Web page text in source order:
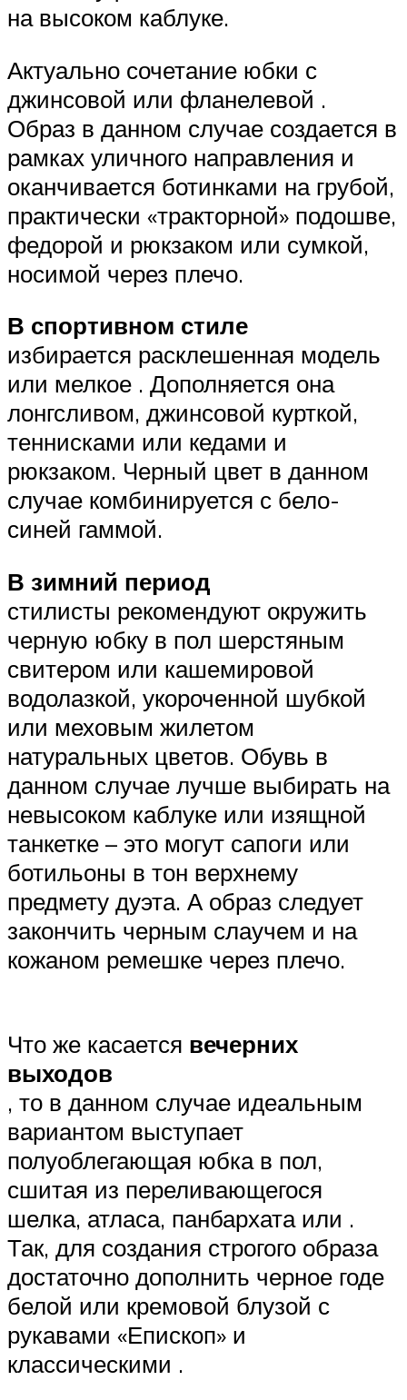
на высоком каблуке.
Актуально сочетание юбки с
джинсовой или фланелевой .
Образ в данном случае создается в
рамках уличного направления и
оканчивается ботинками на грубой,
практически «тракторной» подошве,
федорой и рюкзаком или сумкой,
носимой через плечо.
В спортивном стиле
избирается расклешенная модель
или мелкое . Дополняется она
лонгсливом, джинсовой курткой,
теннисками или кедами и
рюкзаком. Черный цвет в данном
случае комбинируется с бело-
синей гаммой.
В зимний период
стилисты рекомендуют окружить
черную юбку в пол шерстяным
свитером или кашемировой
водолазкой, укороченной шубкой
или меховым жилетом
натуральных цветов. Обувь в
данном случае лучше выбирать на
невысоком каблуке или изящной
танкетке – это могут сапоги или
ботильоны в тон верхнему
предмету дуэта. А образ следует
закончить черным слаучем и на
кожаном ремешке через плечо.
Что же касается вечерних
выходов
, то в данном случае идеальным
вариантом выступает
полуоблегающая юбка в пол,
сшитая из переливающегося
шелка, атласа, панбархата или .
Так, для создания строгого образа
достаточно дополнить черное годе
белой или кремовой блузой с
рукавами «Епископ» и
классическими .